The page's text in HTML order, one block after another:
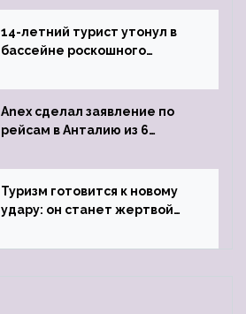
задержке рейса
14-летний турист утонул в
бассейне роскошного
Anex сделал заявление по
рейсам в Анталию из 6
Туризм готовится к новому
удару: он станет жертвой